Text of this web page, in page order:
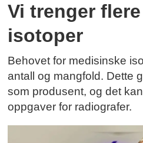
Vi trenger
isotoper
Behovet for medisinske
antall og mangfold. Dette
som produsent, og det
oppgaver for radiografer.